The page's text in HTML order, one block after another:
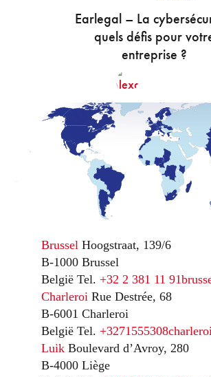
Earlegal – La
quels défis pour
entreprise ?
Brussel Hoogstraat, 139/6
B-1000 Brussel
België Tel. +32 2 381 11 91
Charleroi Rue Destrée, 68
B-6001 Charleroi
België Tel. +3271555308
Luik Boulevard d’Avroy, 280
B-4000 Liège